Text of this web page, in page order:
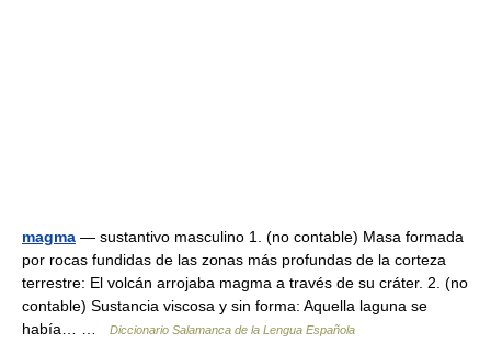
magma — sustantivo masculino 1. (no contable) Masa formada
por rocas fundidas de las zonas más profundas de la corteza
terrestre: El volcán arrojaba magma a través de su cráter. 2. (no
contable) Sustancia viscosa y sin forma: Aquella laguna se
había… …
Diccionario Salamanca de la Lengua Española